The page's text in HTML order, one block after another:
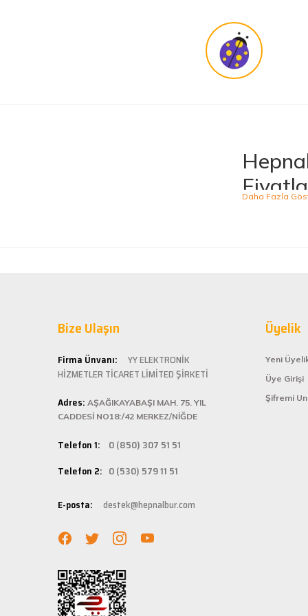
ü... ş... | 22/01/2025
Deneyimini Paylaş
alışveriş
ömürlü
Kolay
istediğiniz
bilgilere
Hızlı
adresinize
Bize Ulaşın
Firma Ünvanı:
YY ELEKTRONİK
HİZMETLER TİCARET LİMİTED ŞİRKETİ
Adres: AŞAĞIKAYABAŞI MAH. 75. YIL
CADDESİ NO18:/42 MERKEZ/NİĞDE
Telefon 1: 0 (850) 307 51 51
Telefon 2: 0 (530) 579 11 51
E-posta: destek@hepnalbur.com
Üyelik
Yeni
Üye Girişi
Şifremi